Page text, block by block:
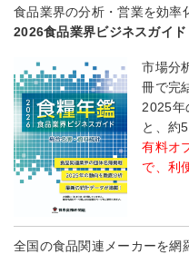
食品業界の分析・営業を効率
2026食品業界ビジネスガイド
市場分
冊で完
2025年
と、約
有料オ
で、利
全国の食品関連メーカーを